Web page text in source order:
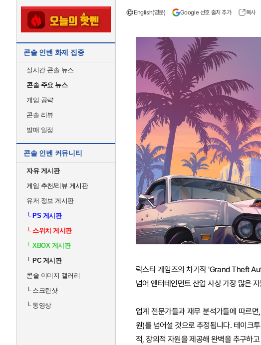
콘솔 인벤 화제 집중
실시간 콘솔 뉴스
콘솔 주요 뉴스
게임 공략
콘솔 리뷰
발매 일정
콘솔 인벤 커뮤니티
자유 게시판
게임 추천/리뷰 게시판
유저 정보 게시판
└PS 게시판
└스위치 게시판
└XBOX 게시판
└PC 게시판
콘솔 이미지 갤러리
└스크린샷
└동영상
English(영문) Google 선호 출처 추가 복사
락스타 게임즈의 차기작 'Grand Theft
넘어 엔터테인먼트 산업 사상 가장 많은
업계 전문가들과 재무 분석가들에 따르
원)를 넘어설 것으로 추정됩니다. 테이크
적, 창의적 자원을 제공해 완벽을 추구하